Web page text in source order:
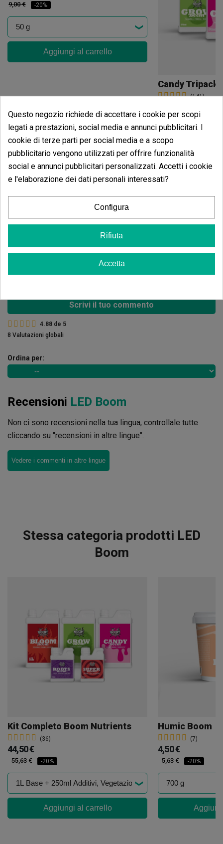
9,00 € -20%
Aggiungi al carrello
Candy Tripack
(141)
17,00 € -20%
Opinioni dei clienti
3 estrelle
0.00%
Scrivi il tuo commento
4.88 de 5
8 Valutazioni globali
Ordina per:
Recensioni LED Boom
Non ci sono recensioni nella tua lingua, controllale tutte
cliccando su "recensioni in altre lingue".
Vedere i commenti in altre lingue
Stessa categoria prodotti LED
Boom
Kit Completo Boom Nutrients
(36)
44,50 €
55,63 € -20%
Aggiungi al carrello
Humic Boom
(7)
4,50 €
5,63 € -20%
Questo negozio richiede di accettare i cookie per scopi
legati a prestazioni, social media e annunci pubblicitari. I
cookie di terze parti per social media e a scopo
pubblicitario vengono utilizzati per offrire funzionalità
social e annunci pubblicitari personalizzati. Accetti i cookie
e l'elaborazione dei dati personali interessati?
Configura
Rifiuta
Accetta